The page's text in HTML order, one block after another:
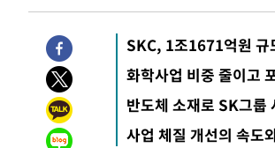
-31305초 전 >트럼프, 한국계 진보 주지사 후
-31283초 전 >
"美간섭에 합의 지연"…트럼프,
-27803초 전 >
[속보]산업장관 "李정부, 원전
-26500초 전 >
-25887초 전 >
[속보]산업장관 "美무역법 제
-25680초 전 >
[속보]코스피 매도사이드카 발
SKC, 1조1671억원 규
화학사업 비중 줄이고
반도체 소재로 SK그룹
사업 체질 개선의 속도